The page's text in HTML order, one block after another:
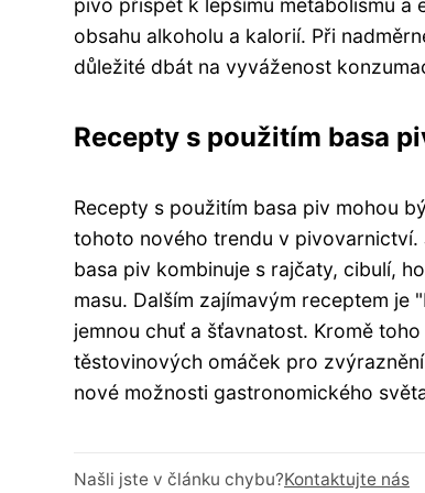
pivo přispět k lepšímu metabolismu a
obsahu alkoholu a kalorií. Při
důležité dbát na vyváženost
Recepty s použitím basa
Recepty s použitím basa piv mohou
tohoto nového trendu v pivovarnictví.
basa piv kombinuje s rajčaty, cibulí,
masu. Dalším zajímavým receptem je
jemnou chuť a šťavnatost. Kromě
těstovinových omáček pro
nové možnosti gastronomického
Našli jste v článku chybu?Kontaktujte nás